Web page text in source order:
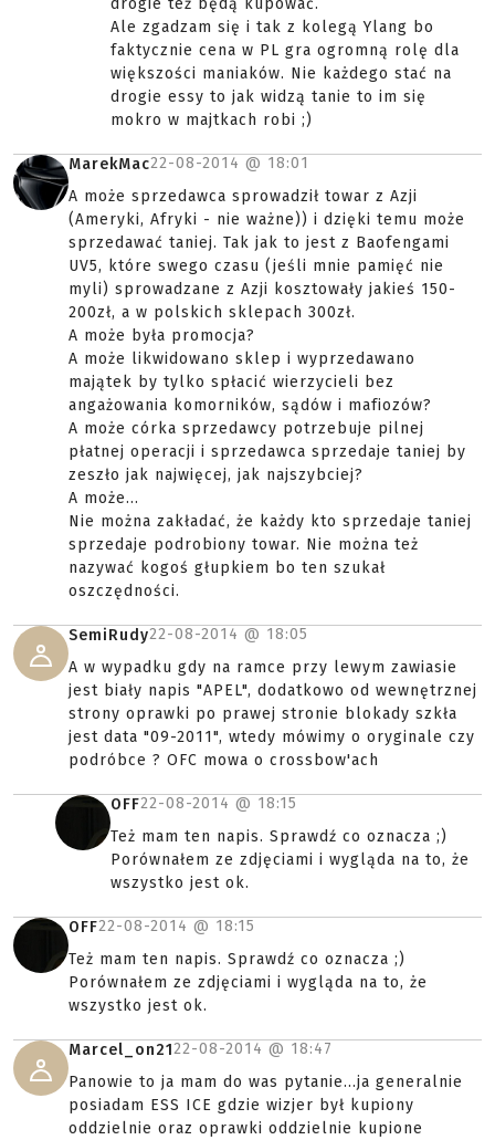
drogie też będą kupować.
Ale zgadzam się i tak z kolegą Ylang bo
faktycznie cena w PL gra ogromną rolę dla
większości maniaków. Nie każdego stać na
drogie essy to jak widzą tanie to im się
mokro w majtkach robi ;)
MarekMac22-08-2014 @ 18:01
A może sprzedawca sprowadził towar z Azji
(Ameryki, Afryki - nie ważne)) i dzięki temu może
sprzedawać taniej. Tak jak to jest z Baofengami
UV5, które swego czasu (jeśli mnie pamięć nie
myli) sprowadzane z Azji kosztowały jakieś 150-
200zł, a w polskich sklepach 300zł.
A może była promocja?
A może likwidowano sklep i wyprzedawano
majątek by tylko spłacić wierzycieli bez
angażowania komorników, sądów i mafiozów?
A może córka sprzedawcy potrzebuje pilnej
płatnej operacji i sprzedawca sprzedaje taniej by
zeszło jak najwięcej, jak najszybciej?
A może...
Nie można zakładać, że każdy kto sprzedaje taniej
sprzedaje podrobiony towar. Nie można też
nazywać kogoś głupkiem bo ten szukał
oszczędności.
SemiRudy22-08-2014 @ 18:05
A w wypadku gdy na ramce przy lewym zawiasie
jest biały napis "APEL", dodatkowo od wewnętrznej
strony oprawki po prawej stronie blokady szkła
jest data "09-2011", wtedy mówimy o oryginale czy
podróbce ? OFC mowa o crossbow'ach
OFF22-08-2014 @ 18:15
Też mam ten napis. Sprawdź co oznacza ;)
Porównałem ze zdjęciami i wygląda na to, że
wszystko jest ok.
OFF22-08-2014 @ 18:15
Też mam ten napis. Sprawdź co oznacza ;)
Porównałem ze zdjęciami i wygląda na to, że
wszystko jest ok.
Marcel_on2122-08-2014 @ 18:47
Panowie to ja mam do was pytanie...ja generalnie
posiadam ESS ICE gdzie wizjer był kupiony
oddzielnie oraz oprawki oddzielnie kupione